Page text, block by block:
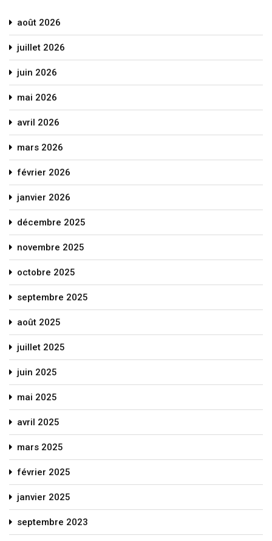
août 2026
juillet 2026
juin 2026
mai 2026
avril 2026
mars 2026
février 2026
janvier 2026
décembre 2025
novembre 2025
octobre 2025
septembre 2025
août 2025
juillet 2025
juin 2025
mai 2025
avril 2025
mars 2025
février 2025
janvier 2025
septembre 2023